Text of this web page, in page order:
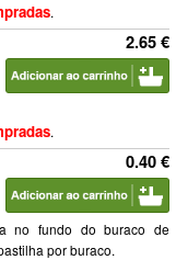
.
2.65 €
.
0.40 €
no fundo do buraco de
por buraco.